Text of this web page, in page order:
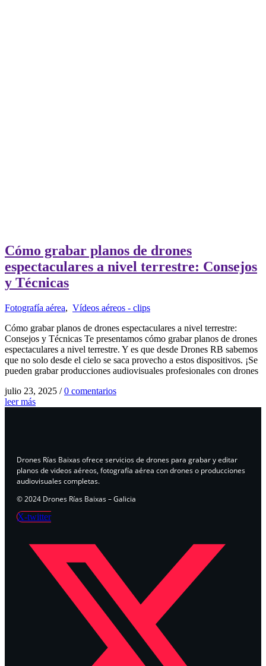
Cómo grabar planos de drones
espectaculares a nivel terrestre: Consejos
y Técnicas
Fotografía aérea, Vídeos aéreos - clips
Cómo grabar planos de drones espectaculares a nivel terrestre:
Consejos y Técnicas Te presentamos cómo grabar planos de drones
espectaculares a nivel terrestre. Y es que desde Drones RB sabemos
que no solo desde el cielo se saca provecho a estos dispositivos. ¡Se
pueden grabar producciones audiovisuales profesionales con drones
julio 23, 2025 / 0 comentarios
leer más
Drones Rías Baixas ofrece servicios de drones para grabar y editar
planos de videos aéreos, fotografía aérea con drones o producciones
audiovisuales completas.
© 2024 Drones Rías Baixas – Galicia
X-twitter